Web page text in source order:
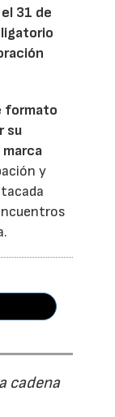
31 de
formato
su
y
cadena